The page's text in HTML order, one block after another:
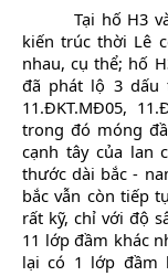
Tại hố H3
kiến trúc thời Lê
nhau, cụ thể; hố
đã phát lộ 3 dấu
11.ĐKT.MĐ05,
trong đó móng
cạnh tây của lan
thước dài bắc -
bắc vẫn còn tiếp
rất kỹ, chỉ với độ
11 lớp đầm khác
lại có 1 lớp đầm